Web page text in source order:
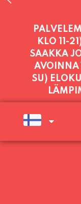
KLO 11-
SAAKKA
AVOINNA
SU)